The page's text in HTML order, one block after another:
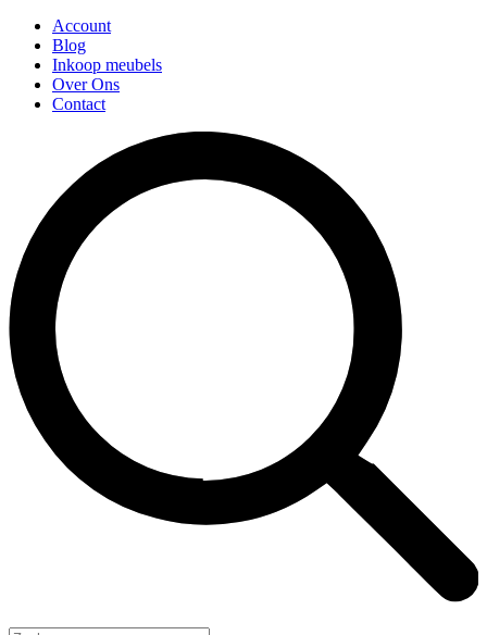
Account
Blog
Inkoop meubels
Over Ons
Contact